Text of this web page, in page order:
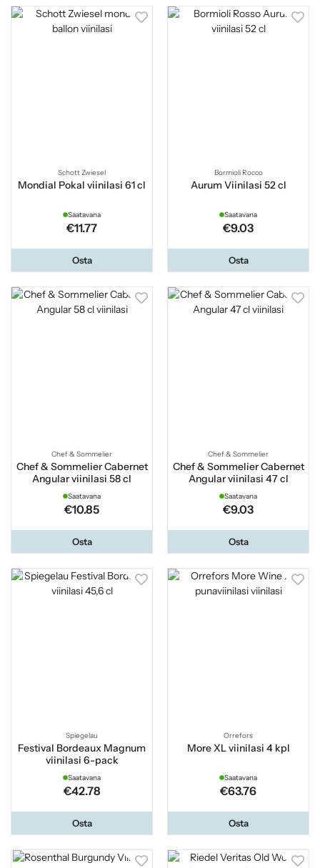
Schott Zwiesel
Mondial Pokal viinilasi 61 cl
Saatavana
€11.77
Osta
Bormioli Rocco
Aurum Viinilasi 52 cl
Saatavana
€9.03
Osta
Chef & Sommelier
Chef & Sommelier Cabernet
Angular viinilasi 58 cl
Saatavana
€10.85
Osta
Chef & Sommelier
Chef & Sommelier Cabernet
Angular viinilasi 47 cl
Saatavana
€9.03
Osta
Spiegelau
Festival Bordeaux Magnum
viinilasi 6-pack
Saatavana
€42.78
Osta
Orrefors
More XL viinilasi 4 kpl
Saatavana
€63.76
Osta